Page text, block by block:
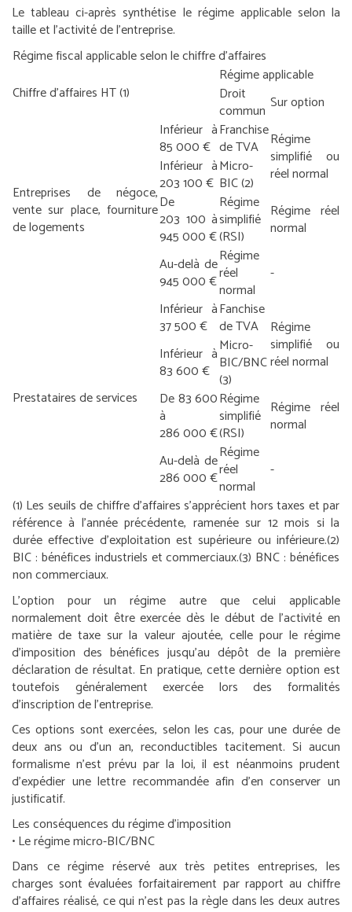
Le tableau ci-après synthétise le régime applicable selon la
taille et l’activité de l’entreprise.
Régime fiscal applicable selon le chiffre d’affaires
Chiffre d’affaires HT(1)
Régime applicable
Droit
commun Sur option
Entreprises de négoce,
vente sur place, fourniture
de logements
Inférieur à
85 000 €
Franchise
de TVA Régime
simplifié ou
réel normal
Inférieur à
203 100 €
Micro-
BIC(2)
De
203 100 à
945 000 €
Régime
simplifié
(RSI)
Régime réel
normal
Au-delà de
945 000 €
Régime
réel
normal
-
Prestataires de services
Inférieur à
37 500 €
Fanchise
de TVA Régime
simplifié ou
réel normal
Inférieur à
83 600 €
Micro-
BIC/BNC
(3)
De 83 600
à
286 000 €
Régime
simplifié
(RSI)
Régime réel
normal
Au-delà de
286 000 €
Régime
réel
normal
-
(1) Les seuils de chiffre d’affaires s’apprécient hors taxes et par
référence à l’année précédente, ramenée sur 12 mois si la
durée effective d’exploitation est supérieure ou inférieure.(2)
BIC : bénéfices industriels et commerciaux.(3) BNC : bénéfices
non commerciaux.
L’option pour un régime autre que celui applicable
normalement doit être exercée dès le début de l’activité en
matière de taxe sur la valeur ajoutée, celle pour le régime
d’imposition des bénéfices jusqu’au dépôt de la première
déclaration de résultat. En pratique, cette dernière option est
toutefois généralement exercée lors des formalités
d’inscription de l’entreprise.
Ces options sont exercées, selon les cas, pour une durée de
deux ans ou d’un an, reconductibles tacitement. Si aucun
formalisme n’est prévu par la loi, il est néanmoins prudent
d’expédier une lettre recommandée afin d’en conserver un
justificatif.
Les conséquences du régime d’imposition
•Le régime micro-BIC/BNC
Dans ce régime réservé aux très petites entreprises, les
charges sont évaluées forfaitairement par rapport au chiffre
d’affaires réalisé, ce qui n’est pas la règle dans les deux autres